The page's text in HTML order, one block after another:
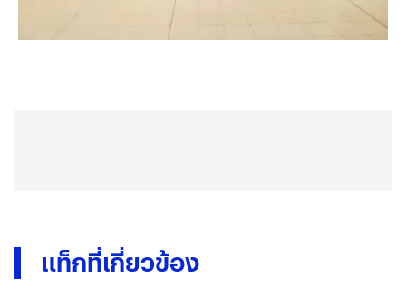
แท็กที่เกี่ยวข้อง